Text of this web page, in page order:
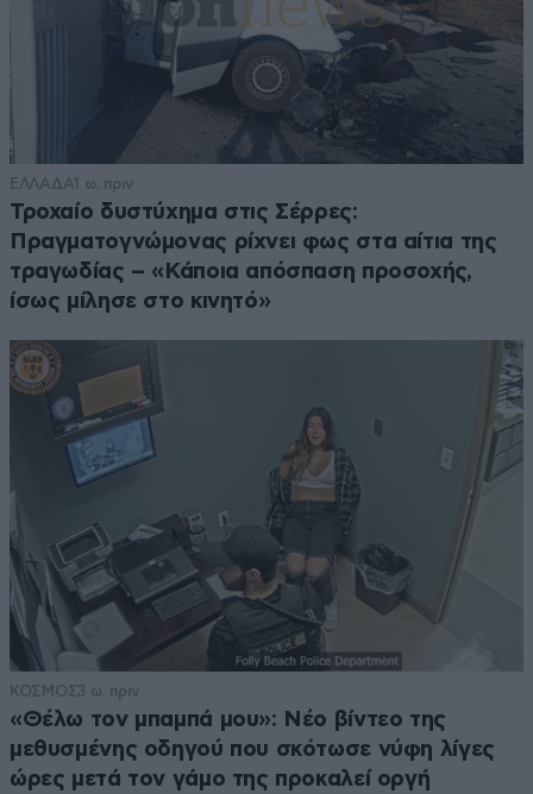
ΕΛΛΑΔΑ1 ω. πριν
Τροχαίο δυστύχημα στις Σέρρες:
Πραγματογνώμονας ρίχνει φως στα αίτια της
τραγωδίας – «Κάποια απόσπαση προσοχής,
ίσως μίλησε στο κινητό»
ΚΟΣΜΟΣ3 ω. πριν
«Θέλω τον μπαμπά μου»: Νέο βίντεο της
μεθυσμένης οδηγού που σκότωσε νύφη λίγες
ώρες μετά τον γάμο της προκαλεί οργή